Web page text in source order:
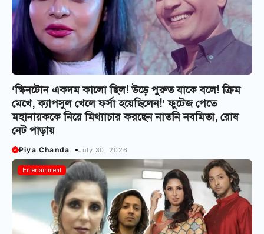
‘স্কিনটোন একদম কালো ছিল! উড়ে পুরুত যাকে বলে! ক্রিম
মেখে, ক্যাপসুল খেলে ফর্সা হয়েছিলেন!’ ফুটেজ পেতে
মহানায়ককে নিয়ে মিথ্যাচার করছেন নাতনি নবমিতা, রোষ
নেট পাড়ায়
Piya Chanda July 30, 2026
Entertainment